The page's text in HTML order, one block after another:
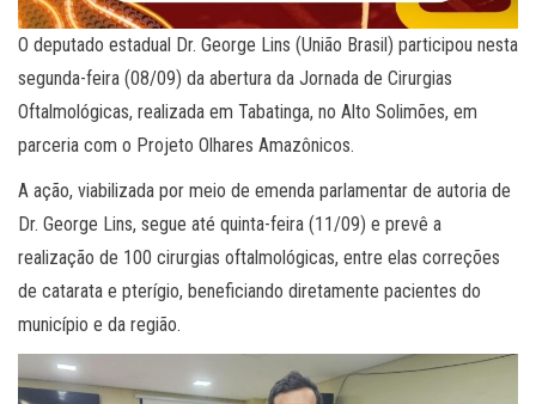
O deputado estadual Dr. George Lins (União Brasil) participou nesta
segunda-feira (08/09) da abertura da Jornada de Cirurgias
Oftalmológicas, realizada em Tabatinga, no Alto Solimões, em
parceria com o Projeto Olhares Amazônicos.
A ação, viabilizada por meio de emenda parlamentar de autoria de
Dr. George Lins, segue até quinta-feira (11/09) e prevê a
realização de 100 cirurgias oftalmológicas, entre elas correções
de catarata e pterígio, beneficiando diretamente pacientes do
município e da região.